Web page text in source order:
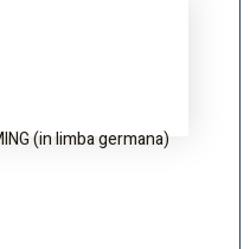
(in limba germana)